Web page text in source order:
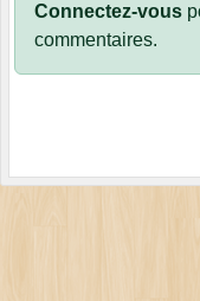
Connectez-vous
commentaires.